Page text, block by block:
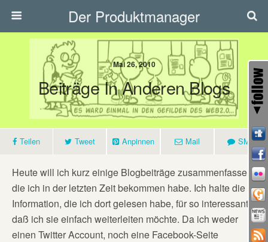
Der Produktmanager
Mai 26, 2010
Beiträge In Anderen Blogs
Teilen Tweet Anpinnen Mail SMS
Heute will ich kurz einige Blogbeiträge zusammenfassen,
die ich in der letzten Zeit bekommen habe. Ich halte die
Information, die ich dort gelesen habe, für so interessant,
daß ich sie einfach weiterleiten möchte. Da ich weder
einen Twitter Account, noch eine Facebook-Seite